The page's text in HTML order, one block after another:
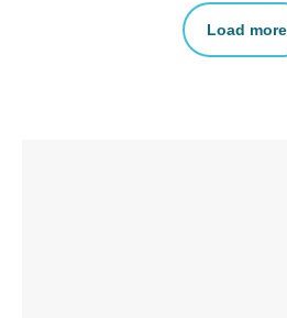
Load more